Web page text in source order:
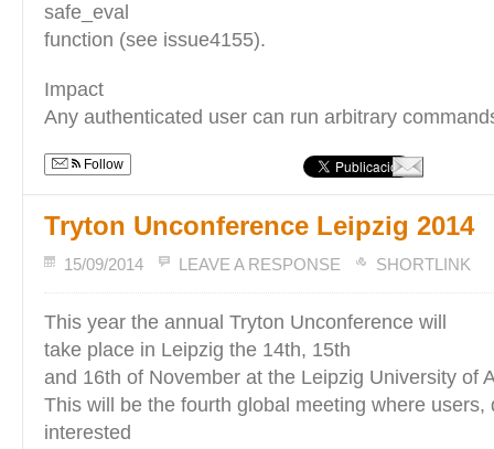
safe_eval
function (see issue4155).
Impact
Any authenticated user can run arbitrary
Follow
Tryton Unconference Leipzig 2014
15/09/2014 LEAVE A RESPONSE SHORTLINK
This year the annual Tryton Unconference will
take place in Leipzig the 14th, 15th
and 16th of November at the Leipzig University of
This will be the fourth global meeting where users,
interested